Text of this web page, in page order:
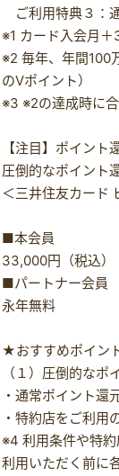
ご利用特典３：
※1 カード入会月
※2 毎年、年間100
のVポイント）
※3 ※2の達成時に
【注目】ポイント
圧倒的なポイント
＜三井住友カード
■本会員
33,000円（税込）
■パートナー会員
永年無料
★おすすめポイン
（１）圧倒的なポ
・通常ポイント還
・特約店をご利用
※4 利用条件や特
利用いただく前に